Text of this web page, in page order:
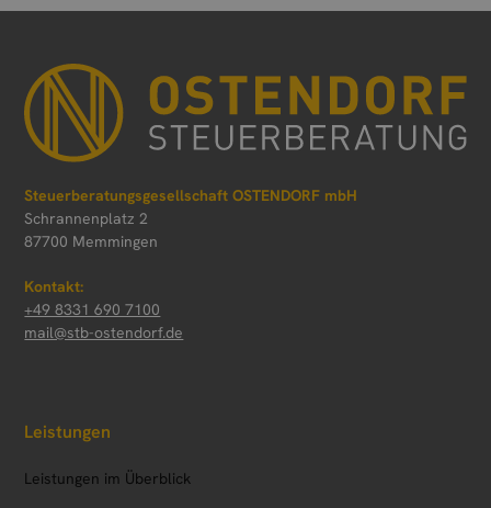
Steuerberatungsgesellschaft OSTENDORF mbH
Schrannenplatz 2
87700 Memmingen
Kontakt:
+49 8331 690 7100
mail@stb-ostendorf.de
Leistungen
Leistungen im Überblick